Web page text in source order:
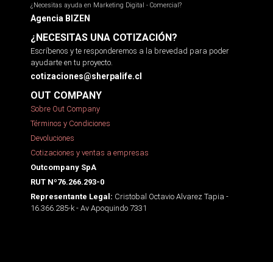
¿Necesitas ayuda en Marketing Digital - Comercial?
Agencia BIZEN
¿NECESITAS UNA COTIZACIÓN?
Escríbenos y te responderemos a la brevedad para poder
ayudarte en tu proyecto.
cotizaciones@sherpalife.cl
OUT COMPANY
Sobre Out Company
Términos y Condiciones
Devoluciones
Cotizaciones y ventas a empresas
Outcompany SpA
RUT Nº76.266.293-0
Representante Legal: Cristobal Octavio Alvarez Tapia -
16.366.285-k - Av Apoquindo 7331